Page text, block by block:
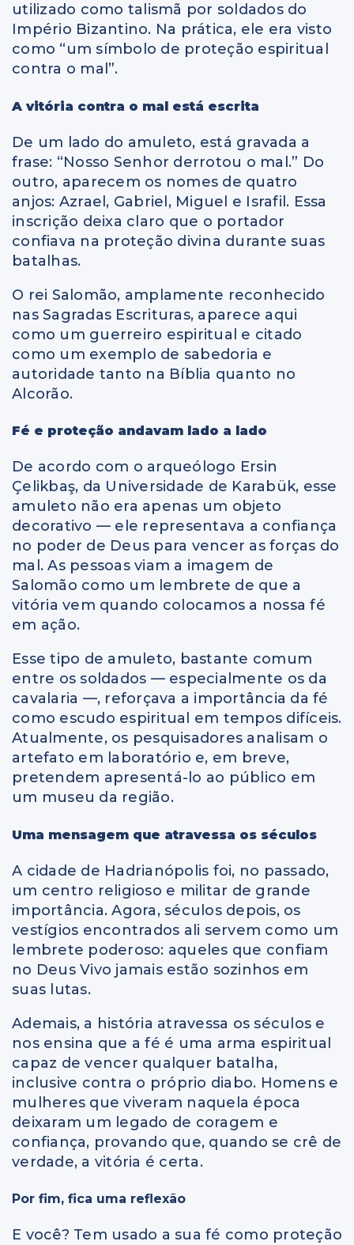
utilizado como talismã por soldados do
Império Bizantino. Na prática, ele era visto
como “um símbolo de proteção espiritual
contra o mal”.
A vitória contra o mal está escrita
De um lado do amuleto, está gravada a
frase: “Nosso Senhor derrotou o mal.” Do
outro, aparecem os nomes de quatro
anjos: Azrael, Gabriel, Miguel e Israfil. Essa
inscrição deixa claro que o portador
confiava na proteção divina durante suas
batalhas.
O rei Salomão, amplamente reconhecido
nas Sagradas Escrituras, aparece aqui
como um guerreiro espiritual e citado
como um exemplo de sabedoria e
autoridade tanto na Bíblia quanto no
Alcorão.
Fé e proteção andavam lado a lado
De acordo com o arqueólogo Ersin
Çelikbaş, da Universidade de Karabük, esse
amuleto não era apenas um objeto
decorativo — ele representava a confiança
no poder de Deus para vencer as forças do
mal. As pessoas viam a imagem de
Salomão como um lembrete de que a
vitória vem quando colocamos a nossa fé
em ação.
Esse tipo de amuleto, bastante comum
entre os soldados — especialmente os da
cavalaria —, reforçava a importância da fé
como escudo espiritual em tempos difíceis.
Atualmente, os pesquisadores analisam o
artefato em laboratório e, em breve,
pretendem apresentá-lo ao público em
um museu da região.
Uma mensagem que atravessa os séculos
A cidade de Hadrianópolis foi, no passado,
um centro religioso e militar de grande
importância. Agora, séculos depois, os
vestígios encontrados ali servem como um
lembrete poderoso: aqueles que confiam
no Deus Vivo jamais estão sozinhos em
suas lutas.
Ademais, a história atravessa os séculos e
nos ensina que a fé é uma arma espiritual
capaz de vencer qualquer batalha,
inclusive contra o próprio diabo. Homens e
mulheres que viveram naquela época
deixaram um legado de coragem e
confiança, provando que, quando se crê de
verdade, a vitória é certa.
Por fim, fica uma reflexão
E você? Tem usado a sua fé como proteção